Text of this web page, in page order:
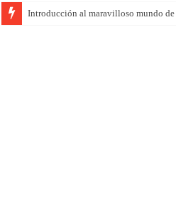
Introducción al maravilloso mundo de